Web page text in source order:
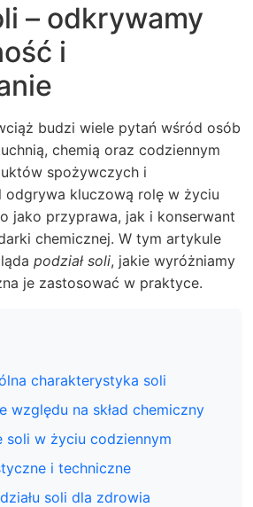
– odkrywamy
i
budzi wiele pytań wśród osób
chemią oraz codziennym
spożywczych i
odgrywa kluczową rolę w życiu
jako przyprawa, jak i konserwant
chemicznej. W tym artykule
podział soli, jakie wyróżniamy
je zastosować w praktyce.
charakterystyka soli
względu na skład chemiczny
soli w życiu codziennym
i techniczne
soli dla zdrowia